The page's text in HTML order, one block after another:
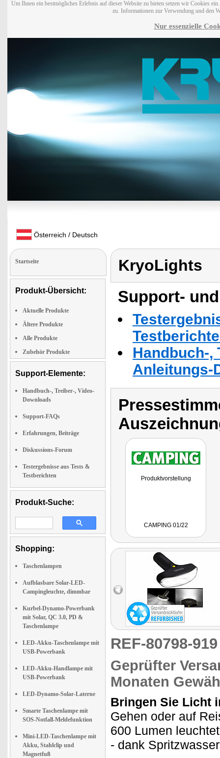
Um Ihnen ein bestmögliches Erlebnis auf dieser Website zu bieten setzen wir Cookies
zu. Informationen zur Verwendung und den
Nur essenzielle
Österreich / Deutsch
Startseite
Produkt-Übersicht:
Aktuelle Produkte
Ältere Produkte
Alle Produkte
Zubehör Produkte
Support-Elemente:
Handbuch-, Treiber-, Video-
Downloads
Support-FAQs
Erfahrungen, Beiträge
Diskussions-Forum
Testergebnisse aus Tests &
Testberichten
Produkt-Suche:
Shopping:
Taschenlampen
Aufblasbare Solar-LED-
Campingleuchte, dimmbar
Kurbel-Dynamo-Powerbank
mit Solar, QC 3.0, PD &
Taschenlampe
LED-Akku-Taschenlampe mit
USB-Powerbank
LED-Akku-Handlampe mit
USB-Powerbank
LED-Dynamo-Solar-Laterne
Smarte Taschenlampe mit
SOS-Notfall-Meldefunktion
Mini-LED-Taschenlampe mit
Akku, Stahlclip und
Magnetfuß
KryoLights
Support-
Handbuch-,
Anleitungs-
Produktvorstellung
CAMPING 01/22
REF-80798-
Geprüfter
Monaten
Bringen Sie Licht
Gehen oder auf
600 Lumen
- dank